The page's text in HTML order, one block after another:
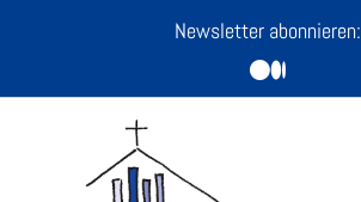
Newsletter abonnieren: